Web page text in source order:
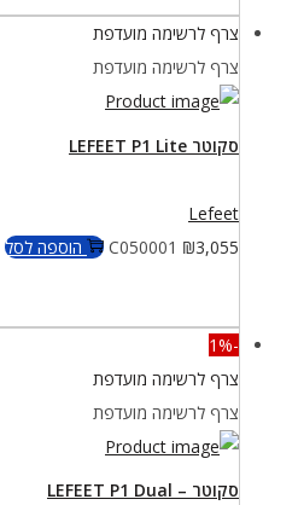
₪6,680.
צרף לרשימה מועדפת
צרף לרשימה מועדפת
סקוטר LEFEET P1 Lite
Lefeet
C050001 ₪3,055 הוספה לסל
-1%
צרף לרשימה מועדפת
צרף לרשימה מועדפת
סקוטר – LEFEET P1 Dual